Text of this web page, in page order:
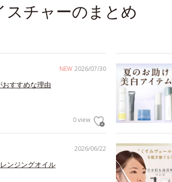
チャーのまとめ
NEW 2026/07/30
すすめな理由
0 view
2026/06/22
ンジングオイル